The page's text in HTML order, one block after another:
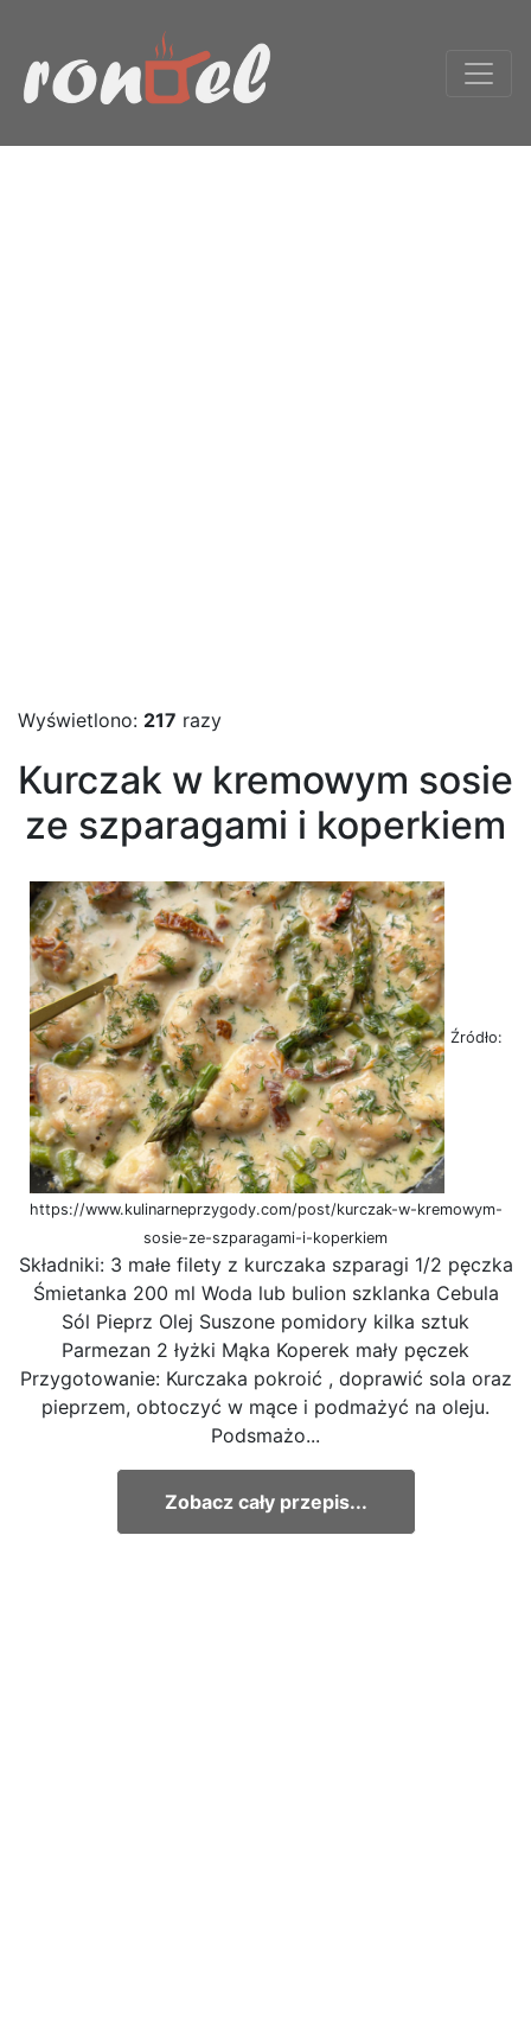
Wyświetlono: 217 razy
Kurczak w kremowym sosie
ze szparagami i koperkiem
Źródło:
https://www.kulinarneprzygody.com/post/kurczak-w-kremowym-
sosie-ze-szparagami-i-koperkiem
Składniki: 3 małe filety z kurczaka szparagi 1/2 pęczka
Śmietanka 200 ml Woda lub bulion szklanka Cebula
Sól Pieprz Olej Suszone pomidory kilka sztuk
Parmezan 2 łyżki Mąka Koperek mały pęczek
Przygotowanie: Kurczaka pokroić , doprawić sola oraz
pieprzem, obtoczyć w mące i podmażyć na oleju.
Podsmażo...
Zobacz cały przepis...